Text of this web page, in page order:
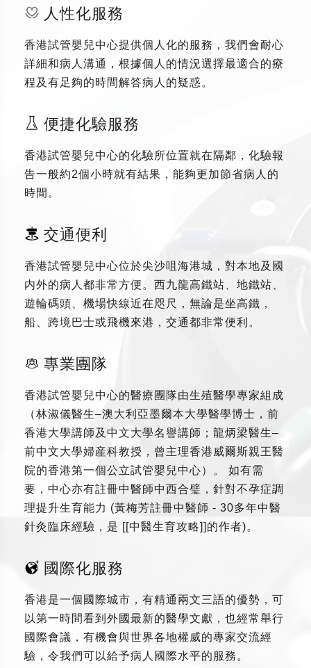
人性化服務
香港試管嬰兒中心提供個人化的服務，我們會耐心
詳細和病人溝通，根據個人的情況選擇最適合的療
程及有足夠的時間解答病人的疑惑。
便捷化驗服務
香港試管嬰兒中心的化驗所位置就在隔鄰，化驗報
告一般約2個小時就有結果，能夠更加節省病人的
時間。
交通便利
香港試管嬰兒中心位於尖沙咀海港城，對本地及國
内外的病人都非常方便。西九龍高鐵站、地鐵站、
遊輪碼頭、機場快線近在咫尺，無論是坐高鐵，
船、跨境巴士或飛機來港，交通都非常便利。
專業團隊
香港試管嬰兒中心的醫療團隊由生殖醫學專家組成
（林淑儀醫生–澳大利亞墨爾本大學醫學博士，前
香港大學講師及中文大學名譽講師；龍炳梁醫生–
前中文大學婦産科教授，曾主理香港威爾斯親王醫
院的香港第一個公立試管嬰兒中心）。 如有需
要，中心亦有註冊中醫師中西合璧，針對不孕症調
理提升生育能力 (黃梅芳註冊中醫師 - 30多年中醫
針灸臨床經驗，是 [[中醫生育攻略]]的作者)。
國際化服務
香港是一個國際城市，有精通兩文三語的優勢，可
以第一時間看到外國最新的醫學文獻，也經常舉行
國際會議，有機會與世界各地權威的專家交流經
驗，令我們可以給予病人國際水平的服務。